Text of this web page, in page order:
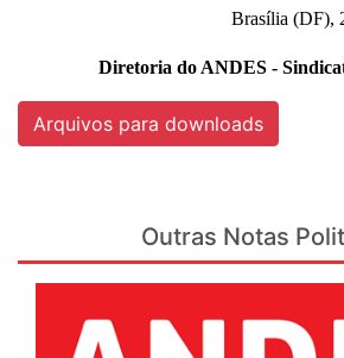
Brasília (DF),
Diretoria do ANDES -
Arquivos para downloads
Outras Notas